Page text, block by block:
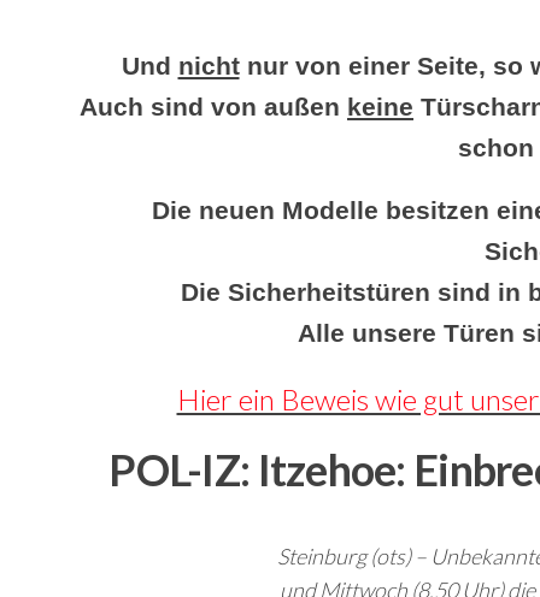
Und nichtnur von einer Seite, so
Auch sind von außen keine
schon
Die neuen Modelle besitzen
Die Sicherheitstüren sind in
Alle unsere Türen
Hier ein Beweis wie gut
POL-IZ: Itzehoe:
Steinburg (ots) –
und Mittwoch (8.50 Uhr)